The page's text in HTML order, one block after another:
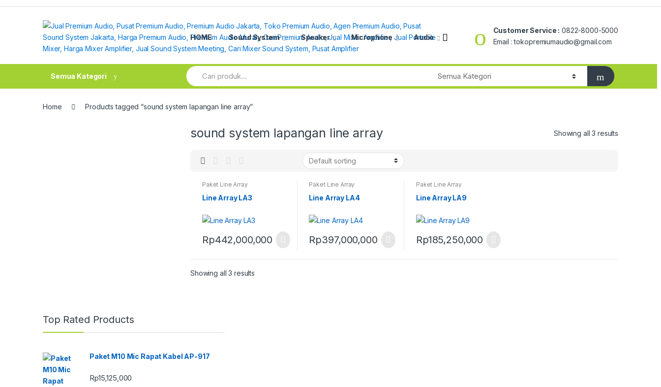
Skip
Skip
HOME
Sound System Speaker Microphone Audio
Customer Service : 0822-8000-5000
Email : tokopremiumaudio@gmail.com
Semua Kategori
Search
for:
Home Products tagged “sound system lapangan line array”
sound system lapangan line array Showing all 3 results
Paket Line Array
Line Array LA3
Rp442,000,000
Paket Line Array
Line Array LA4
Rp397,000,000
Paket Line Array
Line Array LA9
Rp185,250,000
Showing all 3 results
Top Rated Products
Paket M10 Mic Rapat Kabel AP-917
Rp15,125,000